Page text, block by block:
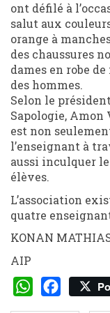
ont défilé à
salut aux
orange à
des chaussures
dames en robe
des hommes.
Selon le
Sapologie, Amon
est non
l’enseignant à
aussi inculquer
élèves.
L’association
quatre
KONAN
AIP